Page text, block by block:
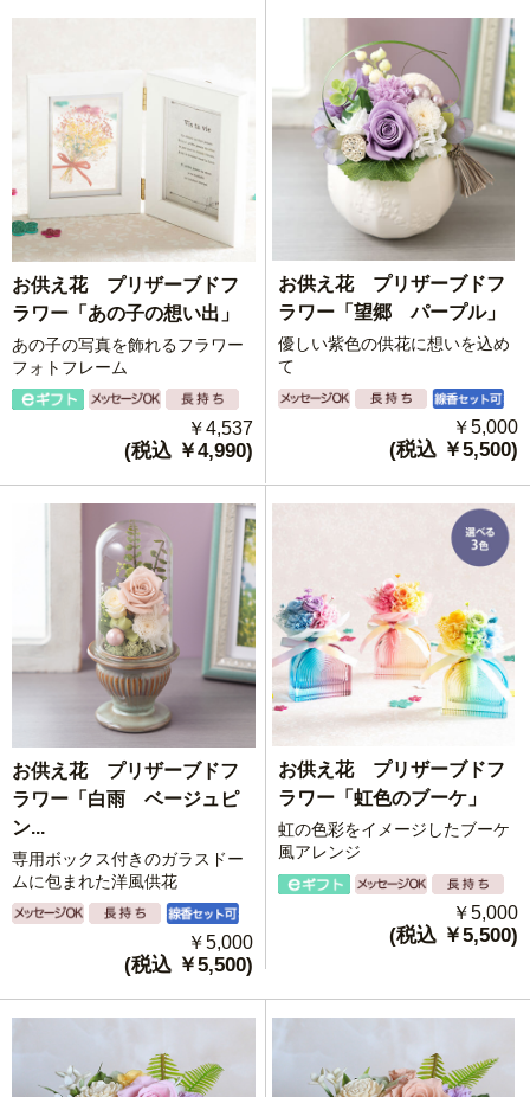
お供え花 プリザーブドフ
ラワー「あの子の想い出」
あの子の写真を飾れるフラワー
フォトフレーム
￥4,537
(税込 ￥4,990)
お供え花 プリザーブドフ
ラワー「望郷 パープル」
優しい紫色の供花に想いを込め
て
￥5,000
(税込 ￥5,500)
お供え花 プリザーブドフ
ラワー「白雨 ベージュピ
ン...
専用ボックス付きのガラスドー
ムに包まれた洋風供花
￥5,000
(税込 ￥5,500)
お供え花 プリザーブドフ
ラワー「虹色のブーケ」
虹の色彩をイメージしたブーケ
風アレンジ
￥5,000
(税込 ￥5,500)